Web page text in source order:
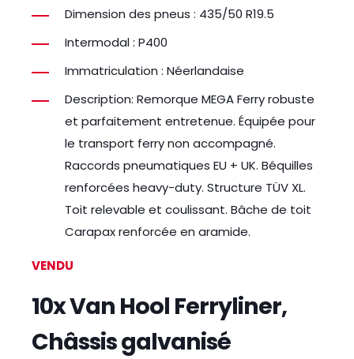
Dimension des pneus : 435/50 R19.5
Intermodal : P400
Immatriculation : Néerlandaise
Description: Remorque MEGA Ferry robuste
et parfaitement entretenue. Équipée pour
le transport ferry non accompagné.
Raccords pneumatiques EU + UK. Béquilles
renforcées heavy-duty. Structure TÜV XL.
Toit relevable et coulissant. Bâche de toit
Carapax renforcée en aramide.
VENDU
10x Van Hool Ferryliner,
Châssis galvanisé